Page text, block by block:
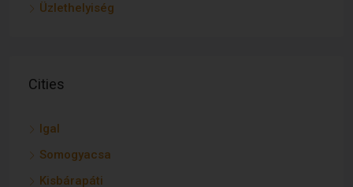
Üzlethelyiség
Cities
Igal
Somogyacsa
Kisbárapáti